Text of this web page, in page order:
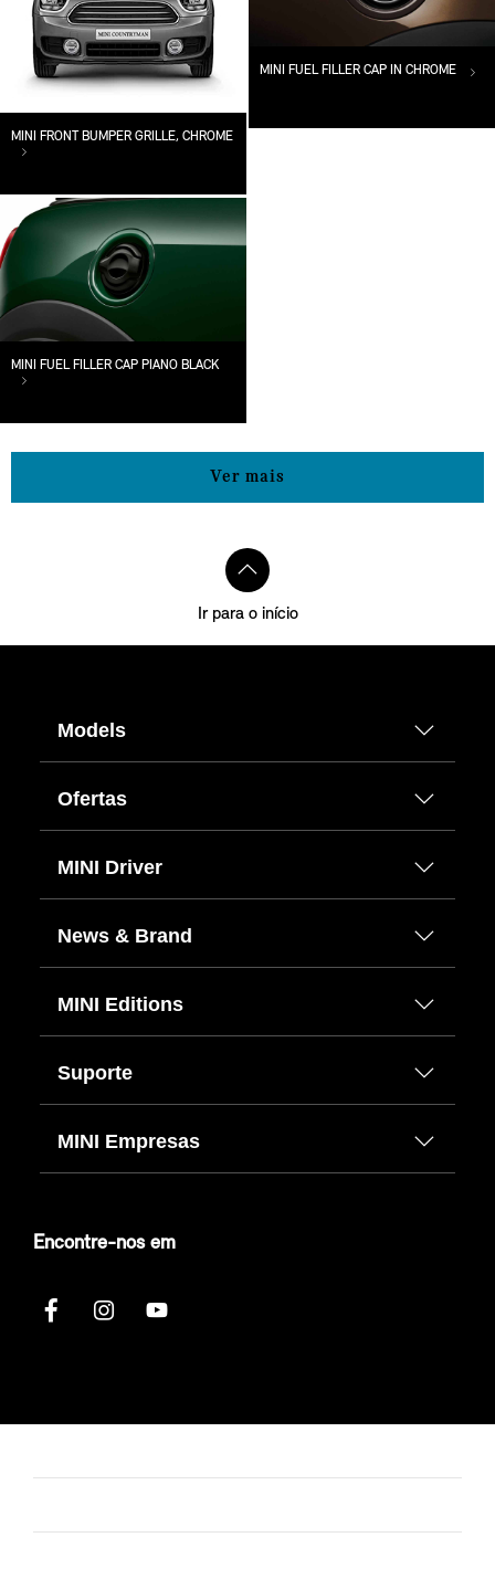
MINI FRONT BUMPER GRILLE, CHROME
MINI FUEL FILLER CAP IN CHROME
MINI FUEL FILLER CAP PIANO BLACK
Ver mais
Ir para o início
Models
Ofertas
MINI Driver
News & Brand
MINI Editions
Suporte
MINI Empresas
Encontre-nos em